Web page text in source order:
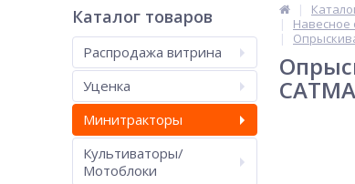
Каталог товаров
Распродажа витрина
Уценка
Минитракторы
Культиваторы/
Мотоблоки
Навесное